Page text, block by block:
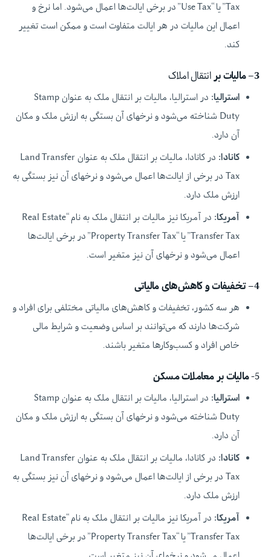
Tax” یا “Use Tax” در برخی ایالت‌ها اعمال می‌شود. اما نرخ و
اعمال این مالیات در هر ایالت متفاوت است و ممکن است تغییر
کند.
3
–مالیات برانتقال املاک
استرالیا:
در استرالیا، مالیات بر انتقال ملک به عنوان Stamp
Duty شناخته می‌شود و نرخهای آن بستگی به ارزش ملک و مکان
آن دارد.
کانادا:
در کانادا، مالیات بر انتقال ملک به عنوان Land Transfer
Tax در برخی از ایالت‌ها اعمال می‌شود و نرخهای آن نیز بستگی به
ارزش ملک دارد.
آمریکا:
در آمریکا نیز مالیات بر انتقال ملک به نام “Real Estate
Transfer Tax” یا “Property Transfer Tax” در برخی ایالت‌ها
اعمال می‌شود و نرخهای آن نیز متغیر است.
4
–تخفیفات و کاهش‌های مالیاتی
هر سه کشور، تخفیفات و کاهش‌های مالیاتی مختلفی برای افراد و
شرکت‌ها دارند که می‌توانند بر اساس وضعیت و شرایط مالی
خاص افراد و کسب‌وکارها متغیر باشند.
5- مالیات بر معاملات مسکن
استرالیا:
در استرالیا، مالیات بر انتقال ملک به عنوان Stamp
Duty شناخته می‌شود و نرخهای آن بستگی به ارزش ملک و مکان
آن دارد.
کانادا:
در کانادا، مالیات بر انتقال ملک به عنوان Land Transfer
Tax در برخی از ایالت‌ها اعمال می‌شود و نرخهای آن نیز بستگی به
ارزش ملک دارد.
آمریکا:
در آمریکا نیز مالیات بر انتقال ملک به نام “Real Estate
Transfer Tax” یا “Property Transfer Tax” در برخی ایالت‌ها